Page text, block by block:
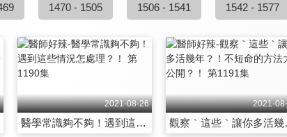
1470 - 1505 1506 - 1541 1542 - 1577
2021-08-26
醫學常識夠不夠！遇到這些情況怎處理？！ 第1190集
2021-
觀察｀這些